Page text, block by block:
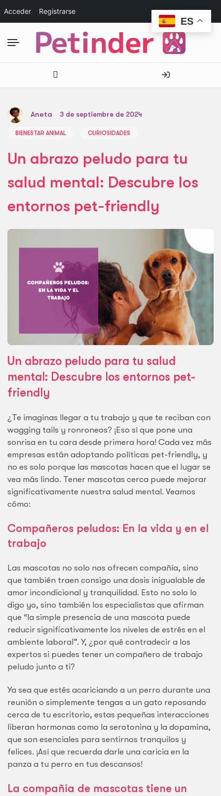
Acceder Registrarse
Aneta 3 de septiembre de 2024
BIENESTAR ANIMAL CURIOSIDADES
Un abrazo peludo para tu
salud mental: Descubre los
entornos pet-friendly
Un abrazo peludo para tu salud
mental: Descubre los entornos pet-
friendly
¿Te imaginas llegar a tu trabajo y que te reciban con
wagging tails y ronroneos? ¡Eso sí que pone una
sonrisa en tu cara desde primera hora! Cada vez más
empresas están adoptando políticas pet-friendly, y
no es solo porque las mascotas hacen que el lugar se
vea más lindo. Tener mascotas cerca puede mejorar
significativamente nuestra salud mental. Veamos
cómo:
Compañeros peludos: En la vida y en el
trabajo
Las mascotas no solo nos ofrecen compañía, sino
que también traen consigo una dosis inigualable de
amor incondicional y tranquilidad. Esto no solo lo
digo yo, sino también los especialistas que afirman
que “la simple presencia de una mascota puede
reducir significativamente los niveles de estrés en el
ambiente laboral”. Y, ¿por qué contradecir a los
expertos si puedes tener un compañero de trabajo
peludo junto a ti?
Ya sea que estés acariciando a un perro durante una
reunión o simplemente tengas a un gato reposando
cerca de tu escritorio, estas pequeñas interacciones
liberan hormonas como la serotonina y la dopamina,
que son esenciales para sentirnos tranquilos y
felices. ¡Así que recuerda darle una caricia en la
panza a tu perro en tus descansos!
La compañía de mascotas tiene un
ES